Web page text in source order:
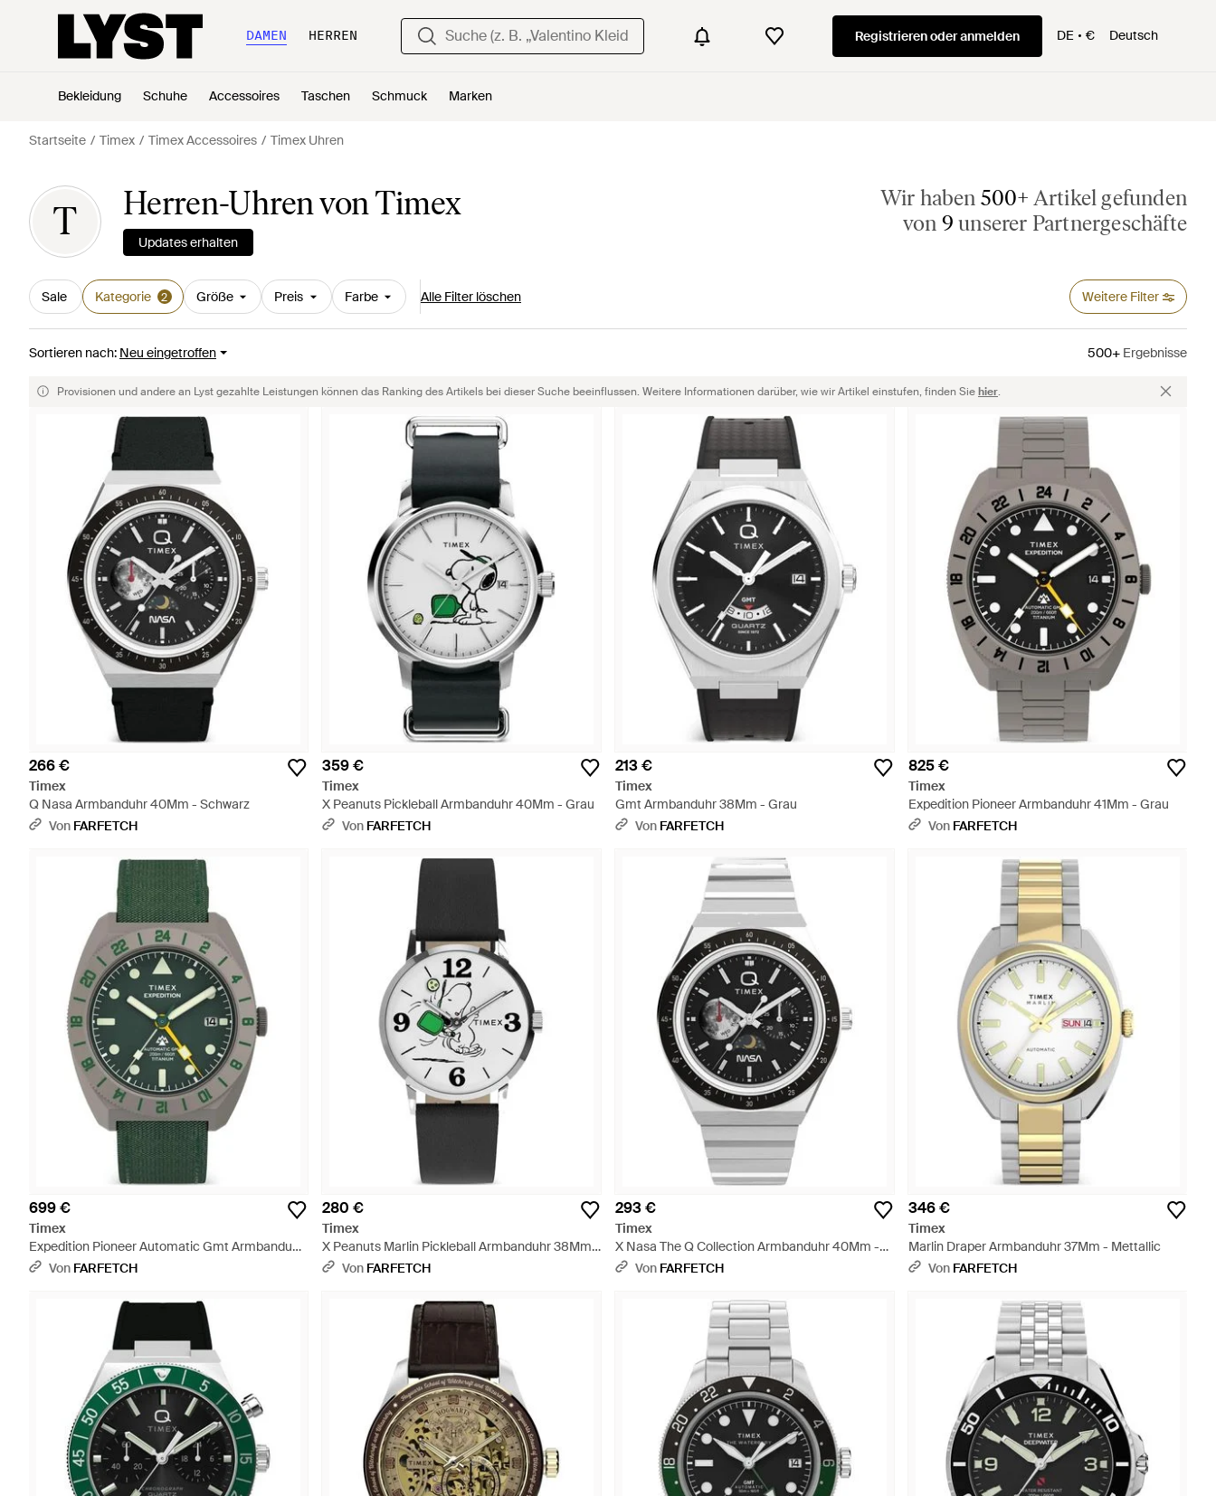
DAMEN HERREN Registrieren oder anmelden DE € Deutsch
Bekleidung Schuhe Accessoires Taschen Schmuck Marken
Startseite Timex Timex Accessoires Timex Uhren
T Herren-Uhren von Timex
Updates erhalten
Wir haben 500+ Artikel gefunden
von 9 unserer Partnergeschäfte
Sale Kategorie 2 Größe Preis Farbe Alle Filter löschen Weitere Filter
Sortieren nach: Neu eingetroffen 500+ Ergebnisse
Provisionen und andere an Lyst gezahlte Leistungen können das Ranking des Artikels bei dieser Suche beeinflussen. Weitere Informationen darüber, wie wir Artikel einstufen, finden Siehier.
266 €
Timex
Q Nasa Armbanduhr 40Mm - Schwarz
Von FARFETCH
359 €
Timex
X Peanuts Pickleball Armbanduhr 40Mm - Grau
Von FARFETCH
213 €
Timex
Gmt Armbanduhr 38Mm - Grau
Von FARFETCH
825 €
Timex
Expedition Pioneer Armbanduhr 41Mm - Grau
Von FARFETCH
699 €
Timex
Expedition Pioneer Automatic Gmt Armbanduhr
41Mm - Grün
Von FARFETCH
280 €
Timex
X Peanuts Marlin Pickleball Armbanduhr 38Mm -
WeißVon FARFETCH
293 €
Timex
X Nasa The Q Collection Armbanduhr 40Mm -
GrauVon FARFETCH
346 €
Timex
Marlin Draper Armbanduhr 37Mm - Mettallic
Von FARFETCH